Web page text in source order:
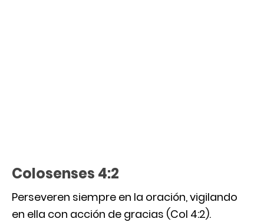
Colosenses 4:2
Perseveren siempre en la oración, vigilando
en ella con acción de gracias (Col 4:2).